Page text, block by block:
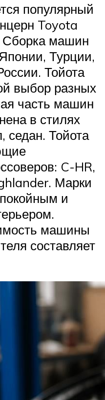
популярный
Toyota
машин
Турции,
Тойота
выбор разных
часть машин
в стилях
седан. Тойота
C-HR,
Марки
и
машины
составляет